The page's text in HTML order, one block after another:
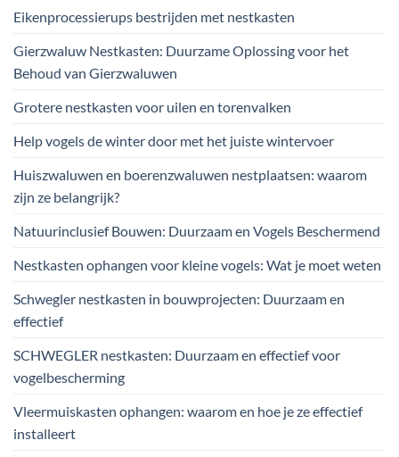
Eikenprocessierups bestrijden met nestkasten
Gierzwaluw Nestkasten: Duurzame Oplossing voor het
Behoud van Gierzwaluwen
Grotere nestkasten voor uilen en torenvalken
Help vogels de winter door met het juiste wintervoer
Huiszwaluwen en boerenzwaluwen nestplaatsen: waarom
zijn ze belangrijk?
Natuurinclusief Bouwen: Duurzaam en Vogels Beschermend
Nestkasten ophangen voor kleine vogels: Wat je moet weten
Schwegler nestkasten in bouwprojecten: Duurzaam en
effectief
SCHWEGLER nestkasten: Duurzaam en effectief voor
vogelbescherming
Vleermuiskasten ophangen: waarom en hoe je ze effectief
installeert